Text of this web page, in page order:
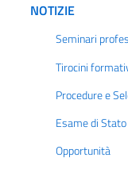
NOTIZIE
Seminari
Tirocini
Procedure e
Esame di Stato
Opportunità